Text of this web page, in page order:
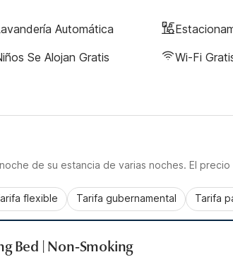
Automática
Se Alojan Gratis Wi-Fi
de su estancia de varias noches. El
flexible Tarifa gubernamental Tarifa
Bed | Non-Smoking